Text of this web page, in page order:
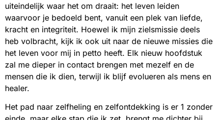
uiteindelijk waar het om draait: het leven leiden
waarvoor je bedoeld bent, vanuit een plek van liefde,
kracht en integriteit. Hoewel ik mijn zielsmissie deels
heb volbracht, kijk ik ook uit naar de nieuwe missies die
het leven voor mij in petto heeft. Elk nieuw hoofdstuk
zal me dieper in contact brengen met mezelf en de
mensen die ik dien, terwijl ik blijf evolueren als mens en
healer.
Het pad naar zelfheling en zelfontdekking is er 1 zonder